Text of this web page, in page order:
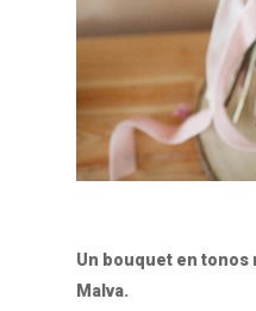
Un bouquet en tonos
Malva.